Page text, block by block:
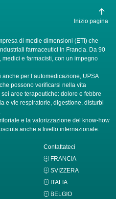
di medie dimensioni (ETI) che
farmaceutici in Francia. Da 90
e farmacisti, con un impegno
per l’automedicazione, UPSA
possono verificarsi nella vita
aree terapeutiche: dolore e febbre
e vie respiratorie, digestione, disturbi
e la valorizzazione del know-how
anche a livello internazionale.
Contattateci
FRANCIA
SVIZZERA
ITALIA
BELGIO
Inizio pagina